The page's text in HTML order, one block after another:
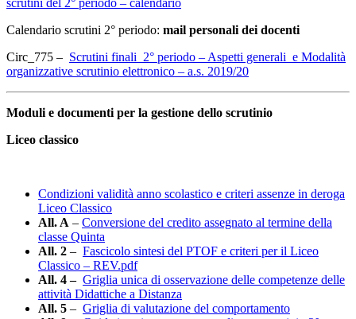
scrutini del 2° periodo – calendario
Calendario scrutini 2° periodo: mail personali dei docenti
Circ_775 – Scrutini finali 2° periodo – Aspetti generali e Modalità
organizzative scrutinio elettronico – a.s. 2019/20
Moduli e documenti per la gestione dello scrutinio
Liceo classico
Condizioni validità anno scolastico e criteri assenze in deroga
Liceo Classico
All. A – Conversione del credito assegnato al termine della
classe Quinta
All. 2 – Fascicolo sintesi del PTOF e criteri per il Liceo
Classico – REV.pdf
All. 4 – Griglia unica di osservazione delle competenze delle
attività Didattiche a Distanza
All. 5 – Griglia di valutazione del comportamento